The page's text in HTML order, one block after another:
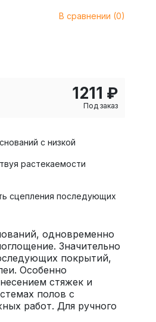
В сравнении (0)
1211 ₽
Под заказ
с низкой
растекаемости
сцепления последующих
одновременно
Значительно
покрытий,
Особенно
стяжек и
полов с
работ. Для ручного